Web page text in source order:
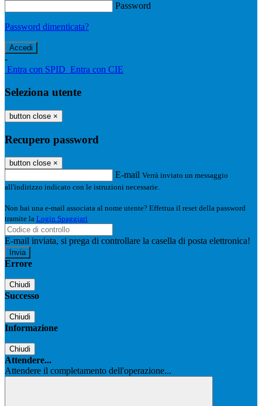
Password
Password dimenticata?
-
Entra con SPID Entra con CIE
Seleziona utente
button close ×
Recupero password
button close ×
E-mail Verrà inviato un messaggio
all'indirizzo indicato con le istruzioni necessarie.
Non hai una e-mail associata al nome utente? Effettua il reset della password
tramite la Login Spaggiari
E-mail inviata, si prega di controllare la casella di posta elettronica!
Errore
Chiudi
Successo
Chiudi
Informazione
Chiudi
Attendere...
Attendere il completamento dell'operazione...